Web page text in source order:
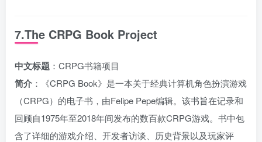
7.The CRPG Book Project
中文标题 ：CRPG书籍项目
简介 ：《CRPG Book》是一本关于经典计算机角色扮演游戏
（CRPG）的电子书，由Felipe Pepe编辑。该书旨在记录和
回顾自1975年至2018年间发布的数百款CRPG游戏。书中包
含了详细的游戏介绍、开发者访谈、历史背景以及玩家评